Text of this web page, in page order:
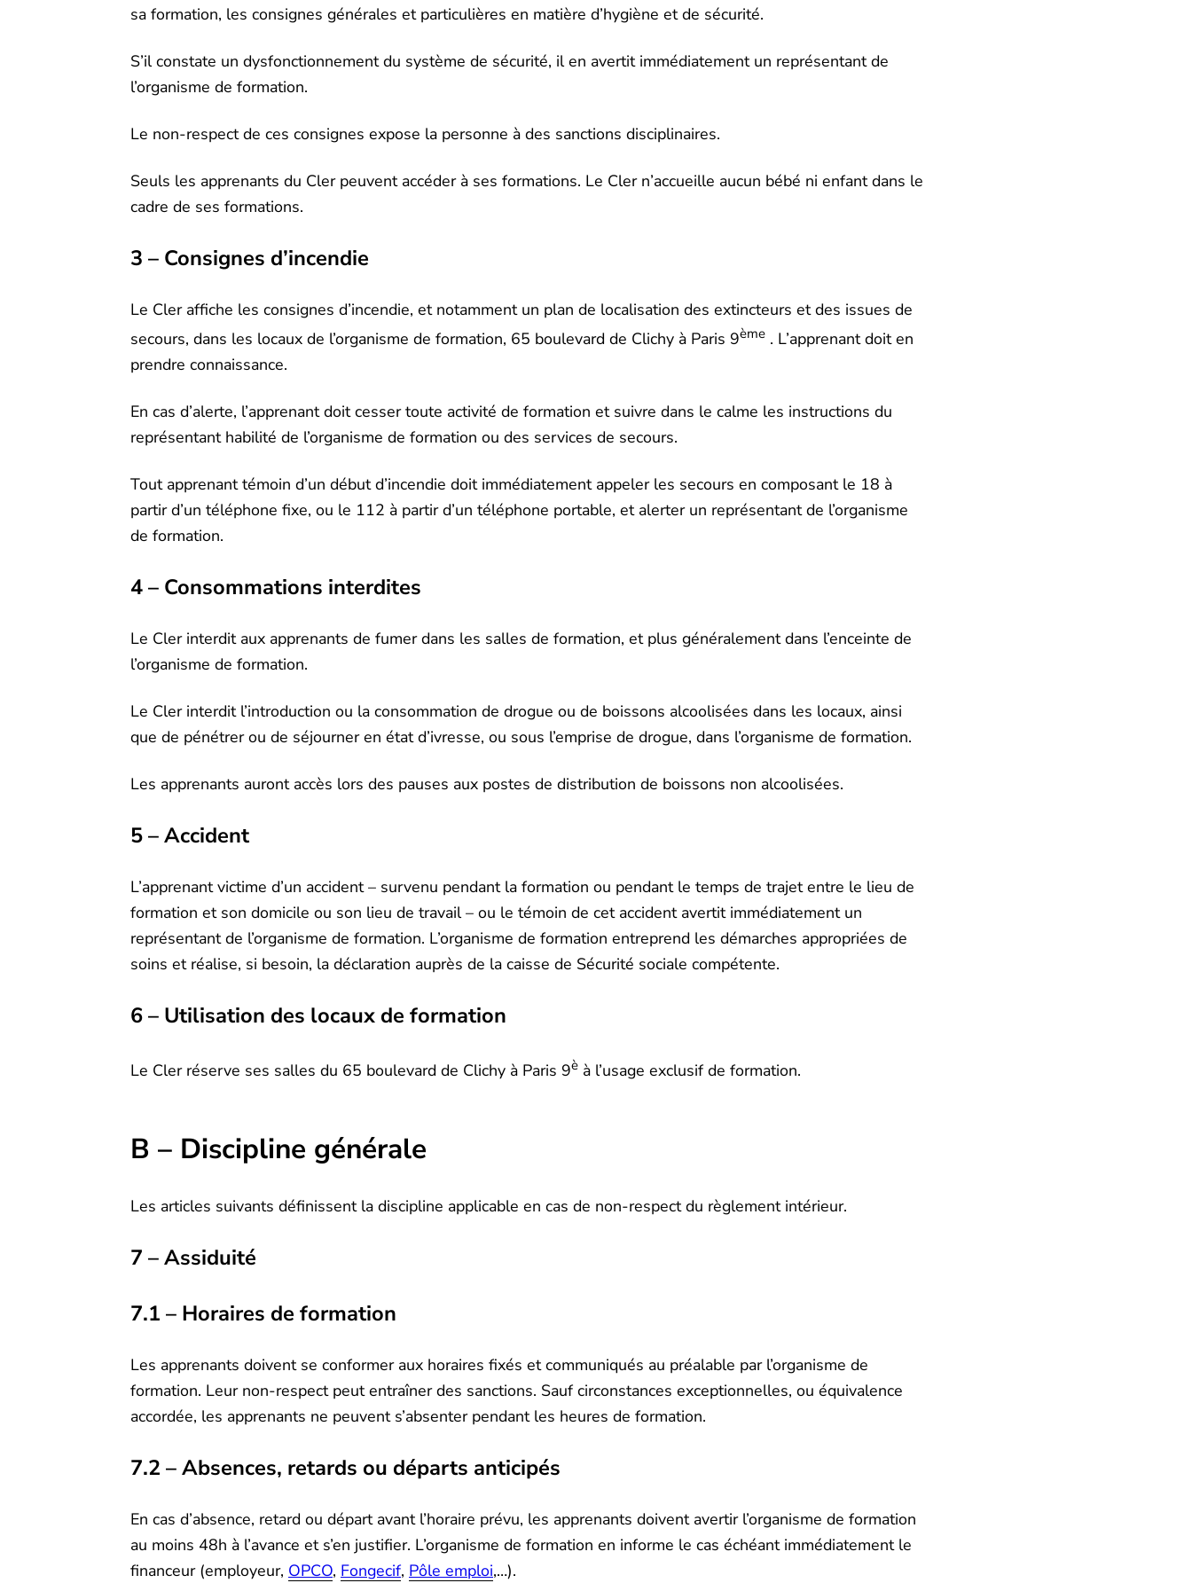
sa formation, les consignes générales et particulières en matière d’hygiène et de sécurité.
S’il constate un dysfonctionnement du système de sécurité, il en avertit immédiatement un représentant de
l’organisme de formation.
Le non-respect de ces consignes expose la personne à des sanctions disciplinaires.
Seuls les apprenants du Cler peuvent accéder à ses formations. Le Cler n’accueille aucun bébé ni enfant dans le
cadre de ses formations.
3 – Consignes d’incendie
Le Cler affiche les consignes d’incendie, et notamment un plan de localisation des extincteurs et des issues de
secours, dans les locaux de l’organisme de formation, 65 boulevard de Clichy à Paris 9ème . L’apprenant doit en
prendre connaissance.
En cas d’alerte, l’apprenant doit cesser toute activité de formation et suivre dans le calme les instructions du
représentant habilité de l’organisme de formation ou des services de secours.
Tout apprenant témoin d’un début d’incendie doit immédiatement appeler les secours en composant le 18 à
partir d’un téléphone fixe, ou le 112 à partir d’un téléphone portable, et alerter un représentant de l’organisme
de formation.
4 – Consommations interdites
Le Cler interdit aux apprenants de fumer dans les salles de formation, et plus généralement dans l’enceinte de
l’organisme de formation.
Le Cler interdit l’introduction ou la consommation de drogue ou de boissons alcoolisées dans les locaux, ainsi
que de pénétrer ou de séjourner en état d’ivresse, ou sous l’emprise de drogue, dans l’organisme de formation.
Les apprenants auront accès lors des pauses aux postes de distribution de boissons non alcoolisées.
5 – Accident
L’apprenant victime d’un accident – survenu pendant la formation ou pendant le temps de trajet entre le lieu de
formation et son domicile ou son lieu de travail – ou le témoin de cet accident avertit immédiatement un
représentant de l’organisme de formation. L’organisme de formation entreprend les démarches appropriées de
soins et réalise, si besoin, la déclaration auprès de la caisse de Sécurité sociale compétente.
6 – Utilisation des locaux de formation
Le Cler réserve ses salles du 65 boulevard de Clichy à Paris 9è à l’usage exclusif de formation.
B – Discipline générale
Les articles suivants définissent la discipline applicable en cas de non-respect du règlement intérieur.
7 – Assiduité
7.1 – Horaires de formation
Les apprenants doivent se conformer aux horaires fixés et communiqués au préalable par l’organisme de
formation. Leur non-respect peut entraîner des sanctions. Sauf circonstances exceptionnelles, ou équivalence
accordée, les apprenants ne peuvent s’absenter pendant les heures de formation.
7.2 – Absences, retards ou départs anticipés
En cas d’absence, retard ou départ avant l’horaire prévu, les apprenants doivent avertir l’organisme de formation
au moins 48h à l’avance et s’en justifier. L’organisme de formation en informe le cas échéant immédiatement le
financeur (employeur, OPCO, Fongecif, Pôle emploi,…).